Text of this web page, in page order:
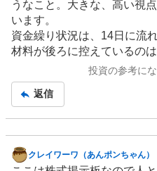
うなこと。大きな、高い視
います。
資金繰り状況は、14日に流
材料が後ろに控えているの
投資の参考に
返信
掲
クレイワーワ（あんポンちゃん）